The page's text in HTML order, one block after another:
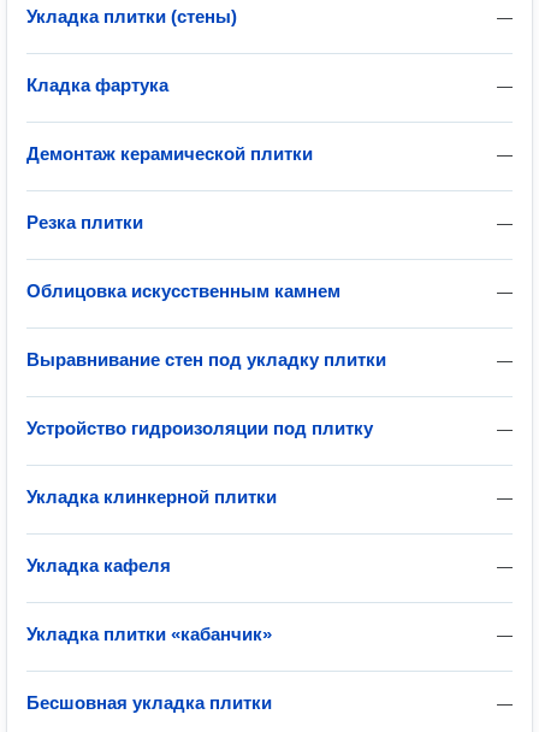
—
Укладка плитки (стены)
—
Кладка фартука
—
Демонтаж керамической плитки
—
Резка плитки
—
Облицовка искусственным камнем
—
Выравнивание стен под укладку плитки
—
Устройство гидроизоляции под плитку
—
Укладка клинкерной плитки
—
Укладка кафеля
—
Укладка плитки «кабанчик»
—
Бесшовная укладка плитки